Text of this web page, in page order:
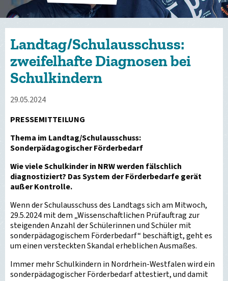
Landtag/Schulausschuss:
zweifelhafte Diagnosen bei
Schulkindern
29.05.2024
PRESSEMITTEILUNG
Thema im Landtag/Schulausschuss:
Sonderpädagogischer Förderbedarf
Wie viele Schulkinder in NRW werden fälschlich
diagnostiziert? Das System der Förderbedarfe gerät
außer Kontrolle.
Wenn der Schulausschuss des Landtags sich am Mitwoch,
29.5.2024 mit dem „Wissenschaftlichen Prüfauftrag zur
steigenden Anzahl der Schülerinnen und Schüler mit
sonderpädagogischem Förderbedarf“ beschäftigt, geht es
um einen versteckten Skandal erheblichen Ausmaßes.
Immer mehr Schulkindern in Nordrhein-Westfalen wird ein
sonderpädagogischer Förderbedarf attestiert, und damit